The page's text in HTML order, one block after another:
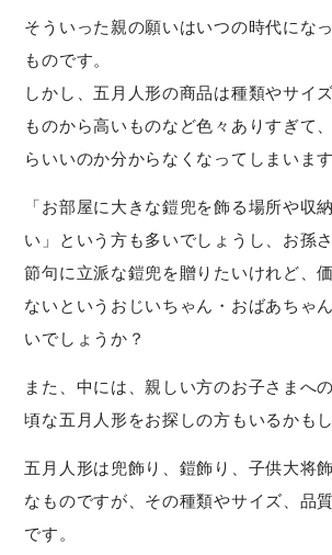
そういった親の願いはいつの時代にな
ものです。
しかし、五月人形の商品は種類やサイ
ものから高いものなど色々ありすぎて
らいいのか分からなくなってしまいます
「お部屋に大きな鎧兜を飾る場所や収
い」という方も多いでしょうし、お孫
節句に立派な鎧兜を贈りたいけれど、
ないというおじいちゃん・おばあちゃ
いでしょうか？
また、中には、親しい方のお子さまへ
頃な五月人形をお探しの方もいるかもし
五月人形は兜飾り、鎧飾り、子供大将
なものですが、その種類やサイズ、品
です。